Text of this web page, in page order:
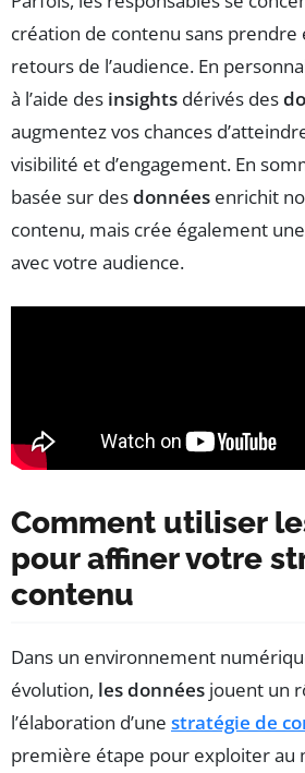
création de contenu sans prendre
retours de l’audience. En
à l’aide des insights dérivés des
augmentez vos chances
visibilité et d’engagement. En
basée sur desdonnées enrichit
contenu, mais crée également
avec votre audience.
Comment utiliser
pour affiner votre
contenu
Dans un environnement
évolution, les données jouent un
l’élaboration d’une stratégie de
première étape pour exploiter au